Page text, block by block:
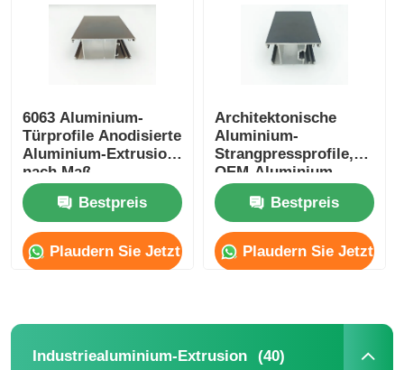
6063 Aluminium-
Türprofile Anodisierte
Aluminium-Extrusion
nach Maß
Bestpreis
Plaudern Sie Jetzt
Architektonische
Aluminium-
Strangpressprofile,
OEM-Aluminium-
Glas-Türprofil
Bestpreis
Plaudern Sie Jetzt
Industriealuminium-Extrusion (40)